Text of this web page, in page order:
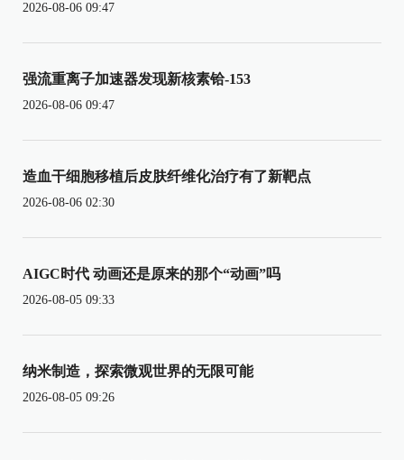
2026-08-06 09:47
强流重离子加速器发现新核素铪-153
2026-08-06 09:47
造血干细胞移植后皮肤纤维化治疗有了新靶点
2026-08-06 02:30
AIGC时代 动画还是原来的那个“动画”吗
2026-08-05 09:33
纳米制造，探索微观世界的无限可能
2026-08-05 09:26